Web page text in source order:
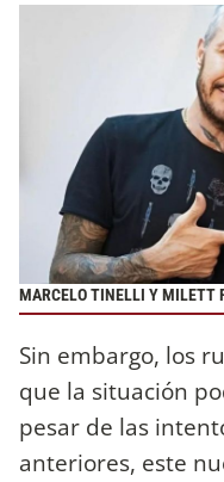
MARCELO TINELLI Y MILETT
Sin embargo, los
que la situación
pesar de las
anteriores, este